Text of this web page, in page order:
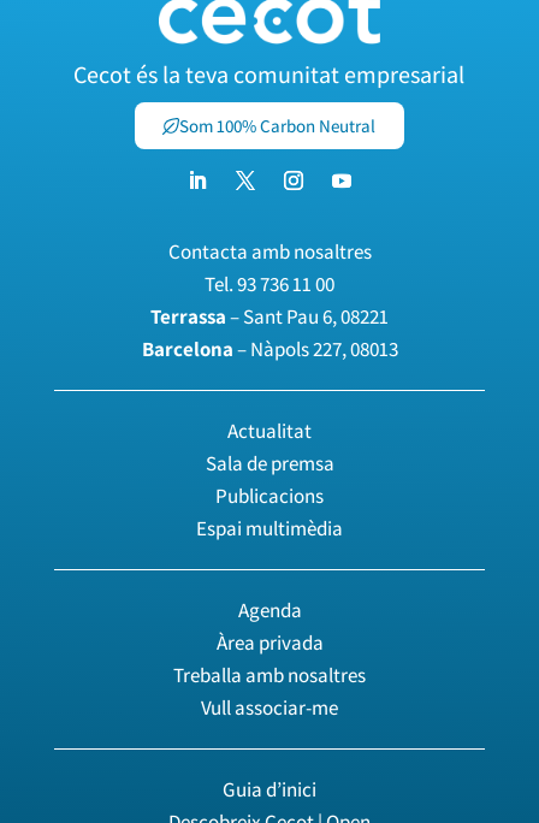
Cecot és la teva comunitat empresarial
Som 100% Carbon Neutral
Contacta amb nosaltres
Tel.93 736 11 00
Terrassa– Sant Pau 6, 08221
Barcelona– Nàpols 227, 08013
Actualitat
Sala de premsa
Publicacions
Espai multimèdia
Agenda
Àrea privada
Treballa amb nosaltres
Vull associar-me
Guia d’inici